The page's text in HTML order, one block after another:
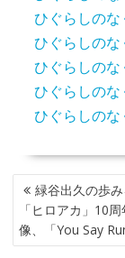
ひぐらしの
ひぐらしのな
ひぐらしの
ひぐらしのな
ひぐらしの
投
稿
ナ
ビ
緑谷出久の歩
「ヒロアカ」10
像、「You Say